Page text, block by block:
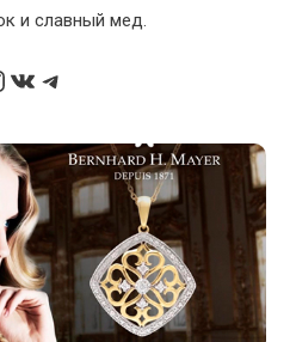
и славный мед.
ВКонтакте
Telegram